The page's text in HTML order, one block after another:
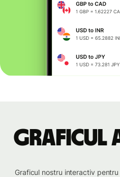
Graficul
Graficul nostru interactiv